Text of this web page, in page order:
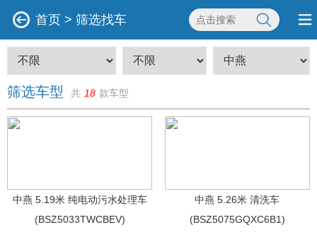
首页 > 筛选找车
筛选车型 共 18 款车型
中燕 5.19米 纯电动污水处理车
(BSZ5033TWCBEV)
中燕 5.26米 清洗车
(BSZ5075GQXC6B1)